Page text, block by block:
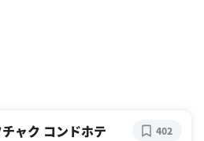
ャク コンドホテ
402